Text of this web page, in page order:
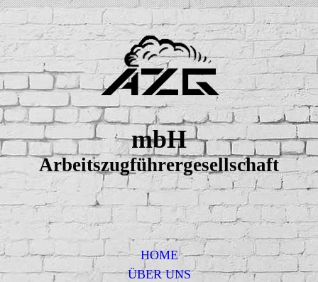
mbH
Arbeitszugführergesellschaft
HOME
ÜBER UNS